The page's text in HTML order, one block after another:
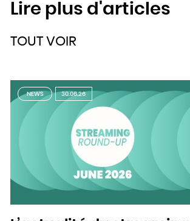
Lire plus d'articles
TOUT VOIR
NEWS 30.06.26